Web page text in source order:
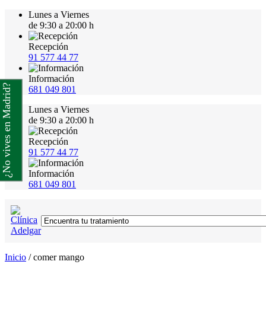
Lunes a Viernes
de 9:30 a 20:00 h
Recepción
91 577 44 77
Información
681 049 801
Lunes a Viernes
de 9:30 a 20:00 h
Recepción
91 577 44 77
Información
681 049 801
Inicio /comer mango
¿No vives en Madrid?